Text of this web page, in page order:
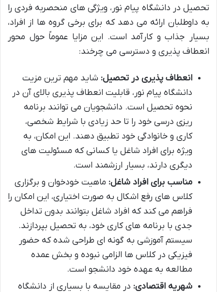
تحصیل در دانشگاه پیام نور، ویژگی های منحصربه فردی را
به داوطلبان ارائه می دهد که برای برخی گروه ها از افراد،
بسیار جذاب و کارآمد است. این مزایا عموماً حول محور
انعطاف پذیری و دسترسی می چرخند:
انعطاف پذیری در تحصیل: شاید مهم ترین مزیت
دانشگاه پیام نور، قابلیت انعطاف پذیری بالای آن در
نحوه تحصیل است. دانشجویان می توانند برنامه
ریزی درسی خود را تا حد زیادی با شرایط شخصی،
کاری و خانوادگی خود تطبیق دهند. این امکان، به
ویژه برای افراد شاغل یا کسانی که مسئولیت های
دیگری دارند، بسیار ارزشمند است.
مناسب برای افراد شاغل: ماهیت خودخوان و برگزاری
کلاس های رفع اشکال به صورت اختیاری، این امکان را
فراهم می کند که افراد شاغل بتوانند بدون تداخل
جدی با برنامه های کاری خود، به تحصیل بپردازند.
سیستم آموزشی به گونه ای طراحی شده که حضور
فیزیکی در کلاس ها الزامی نبوده و بخش عمده
مطالعه به عهده خود دانشجو است.
شهریه اقتصادی: در مقایسه با بسیاری از دانشگاه